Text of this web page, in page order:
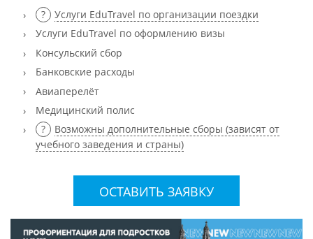
Услуги EduTravel по организации поездки
Услуги EduTravel по оформлению визы
Консульский сбор
Банковские расходы
Авиаперелёт
Медицинский полис
Возможны дополнительные сборы (зависят от
учебного заведения и страны)
ОСТАВИТЬ ЗАЯВКУ